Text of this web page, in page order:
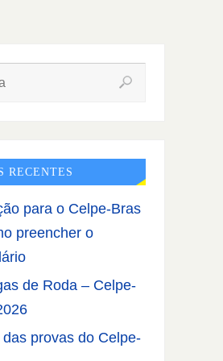
RECENTES
para o Celpe-Bras
preencher o
de Roda – Celpe-
das provas do Celpe-